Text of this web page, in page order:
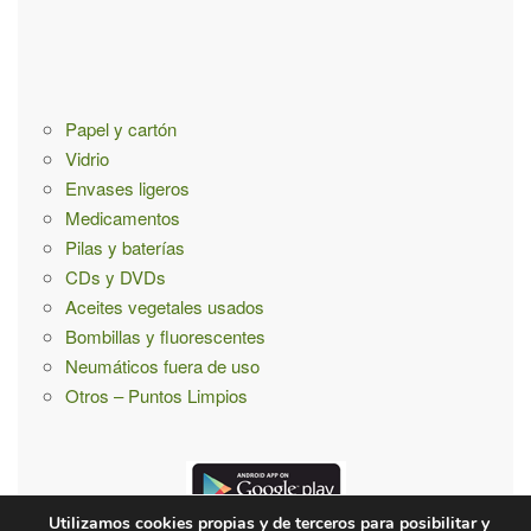
Papel y cartón
Vidrio
Envases ligeros
Medicamentos
Pilas y baterías
CDs y DVDs
Aceites vegetales usados
Bombillas y fluorescentes
Neumáticos fuera de uso
Otros – Puntos Limpios
Utilizamos cookies propias y de terceros para posibilitar y